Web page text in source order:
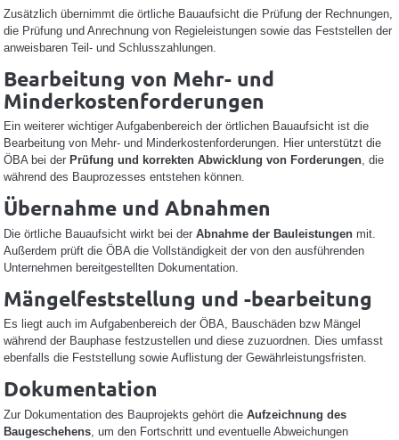
Zusätzlich übernimmt die örtliche Bauaufsicht die Prüfung der Rechnungen,
die Prüfung und Anrechnung von Regieleistungen sowie das Feststellen der
anweisbaren Teil- und Schlusszahlungen.
Bearbeitung von Mehr- und
Minderkostenforderungen
Ein weiterer wichtiger Aufgabenbereich der örtlichen Bauaufsicht ist die
Bearbeitung von Mehr- und Minderkostenforderungen. Hier unterstützt die
ÖBA bei der Prüfung und korrekten Abwicklung von Forderungen, die
während des Bauprozesses entstehen können.
Übernahme und Abnahmen
Die örtliche Bauaufsicht wirkt bei der Abnahme der Bauleistungenmit.
Außerdem prüft die ÖBA die Vollständigkeit der von den ausführenden
Unternehmen bereitgestellten Dokumentation.
Mängelfeststellung und -bearbeitung
Es liegt auch im Aufgabenbereich der ÖBA, Bauschäden bzw Mängel
während der Bauphase festzustellen und diese zuzuordnen. Dies umfasst
ebenfalls die Feststellung sowie Auflistung der Gewährleistungsfristen.
Dokumentation
Zur Dokumentation des Bauprojekts gehört die Aufzeichnung des
Baugeschehens, um den Fortschritt und eventuelle Abweichungen